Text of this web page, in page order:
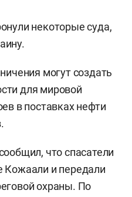
некоторые суда,
могут создать
для мировой
в поставках нефти
что спасатели
Кожаали и передали
охраны. По